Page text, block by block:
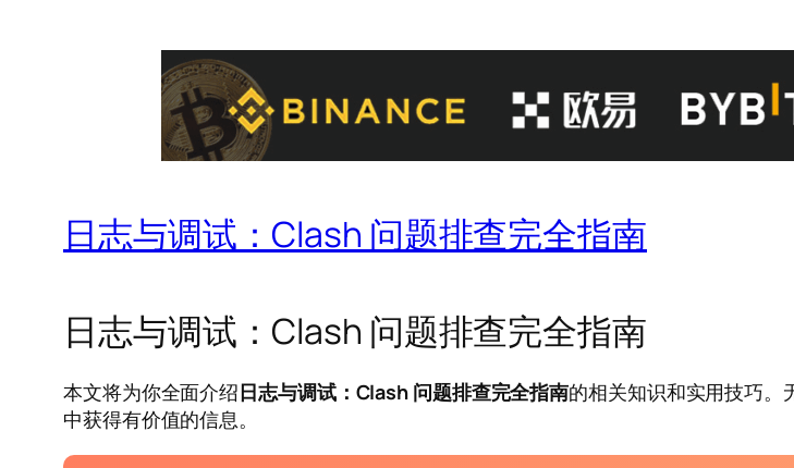
日志与调试：Clash 问题排查完全指南
日志与调试：Clash 问题排查完全指南
本文将为你全面介绍日志与调试：Clash 问题排查完全指南的相关知识和实用技巧。
中获得有价值的信息。